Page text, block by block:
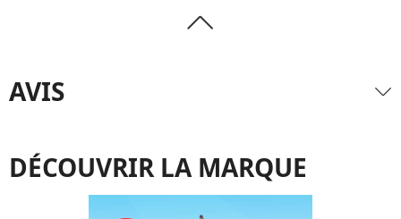
AVIS
DÉCOUVRIR LA MARQUE